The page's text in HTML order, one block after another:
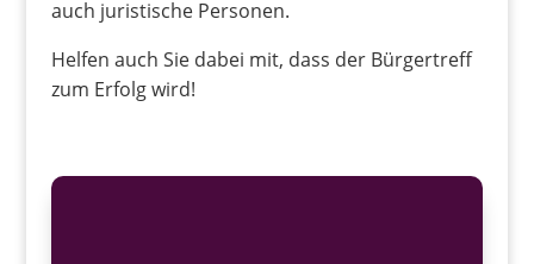
auch juristische Personen.
Helfen auch Sie dabei mit, dass der Bürgertreff
zum Erfolg wird!